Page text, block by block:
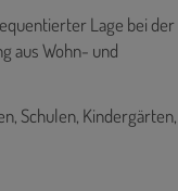
Lage bei der
aus Wohn- und
Schulen, Kindergärten,